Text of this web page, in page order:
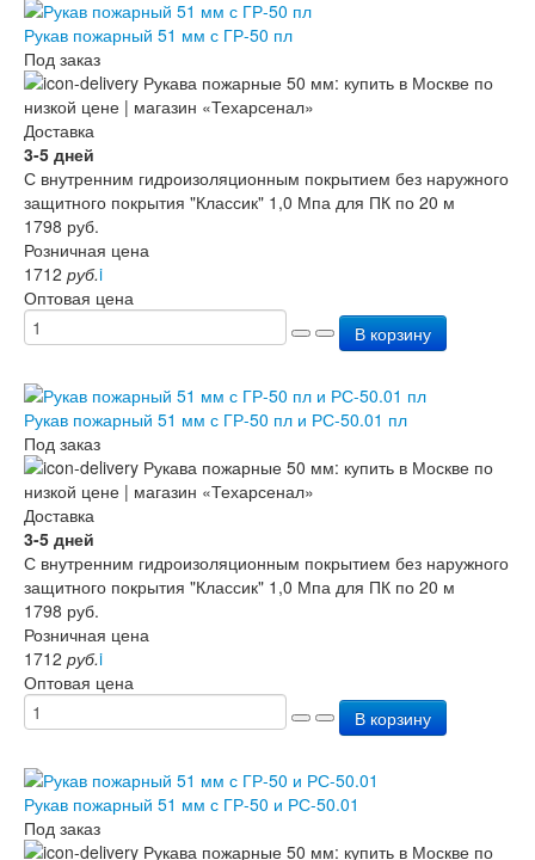
Доставка
Оплата
Гарантии
О нас
Статьи
Вопрос-Ответ
Контакты
Рукав пожарный 51 мм с ГР-50 пл
Под заказ
Доставка
3-5 дней
С внутренним гидроизоляционным покрытием без наружного
защитного покрытия "Классик" 1,0 Мпа для ПК по 20 м
1798 руб.
Розничная цена
1712 руб.i
Оптовая цена
В корзину
Рукав пожарный 51 мм с ГР-50 пл и РС-50.01 пл
Под заказ
Доставка
3-5 дней
С внутренним гидроизоляционным покрытием без наружного
защитного покрытия "Классик" 1,0 Мпа для ПК по 20 м
1798 руб.
Розничная цена
1712 руб.i
Оптовая цена
В корзину
Рукав пожарный 51 мм с ГР-50 и РС-50.01
Под заказ